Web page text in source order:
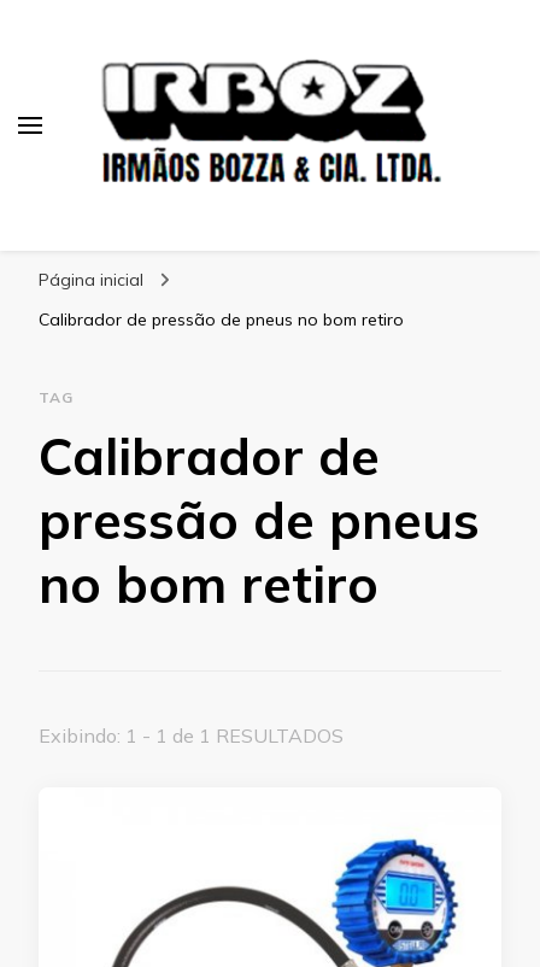
Página inicial
Calibrador de pressão de pneus no bom retiro
TAG
Calibrador de
pressão de pneus
no bom retiro
Exibindo: 1 - 1 de 1 RESULTADOS